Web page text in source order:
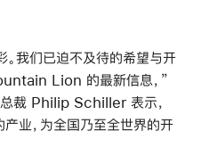
我们已迫不及待的希望与开
Lion 的最新信息，”
裁 Philip Schiller 表示，
业，为全国乃至全世界的开